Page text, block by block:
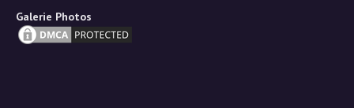
Galerie Photos